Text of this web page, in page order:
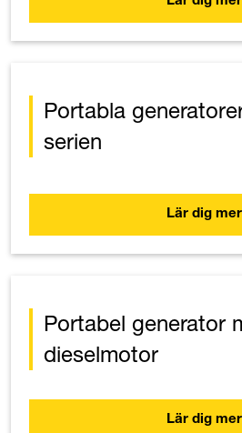
Portabla
serien
Lär dig mer
Portabel generator
dieselmotor
Lär dig mer